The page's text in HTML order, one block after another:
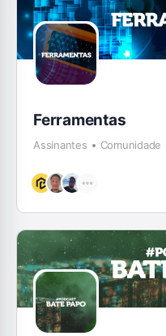
Ferramentas
Assinantes Comunidade